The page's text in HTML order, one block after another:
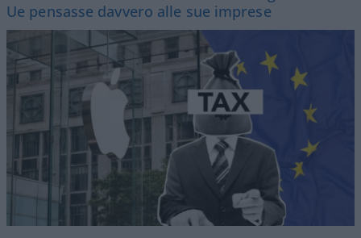
Ue pensasse davvero alle sue imprese